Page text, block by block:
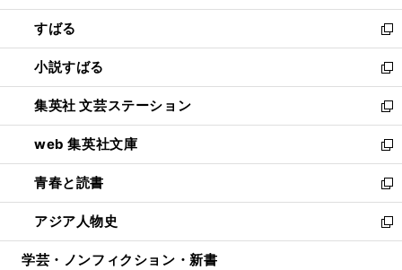
開
く
ウ
で
開
く
ン
ド
ウ
で
開
く
すばる
新
し
い
ウ
ィ
ン
ド
ウ
で
開
く
小説すばる
新
し
い
ウ
ィ
ン
ド
ウ
で
開
集英社 文芸ステーション
新
し
い
ウ
ィ
ン
ド
ウ
web 集英社文庫
新
し
い
ウ
ィ
ン
青春と読書
新
し
い
ウ
アジア人物史
新
し
学芸・ノンフィクション・新書